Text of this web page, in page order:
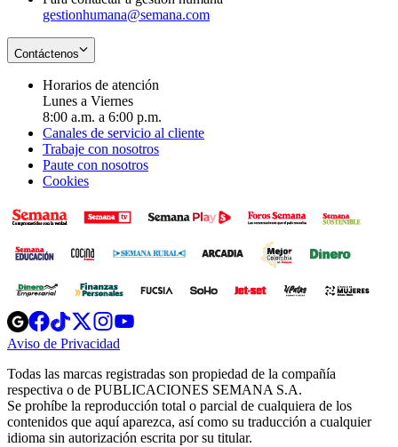
gestionhumana@semana.com
Contáctenos
Horarios de atención
Lunes a Viernes
8:00 a.m. a 6:00 p.m.
Canales de servicio al cliente
Trabaje con nosotros
Paute con nosotros
Cookies
Opens
in
new
Opens
in
new
Opens
in
new
window
Opens
new
windowwindow
Aviso de Privacidad
new
window
Todas las marcas registradas son propiedad de la compañía
respectiva o de PUBLICACIONES SEMANA S.A.
Se prohíbe la reproducción total o parcial de cualquiera de los
contenidos que aquí aparezca, así como su traducción a cualquier
idioma sin autorización escrita por su titular.